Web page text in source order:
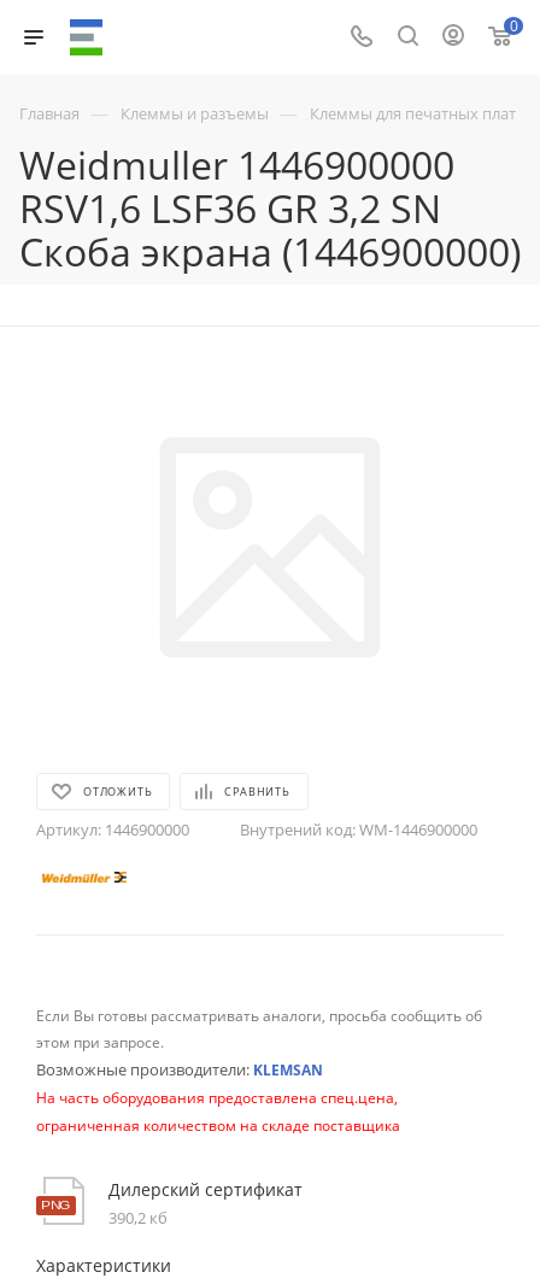
0
Главная — Клеммы и разъемы — Клеммы для печатных плат
Weidmuller 1446900000
RSV1,6 LSF36 GR 3,2 SN
Скоба экрана (1446900000)
ОТЛОЖИТЬ СРАВНИТЬ
Артикул: 1446900000 Внутрений код:WM-1446900000
Если Вы готовы рассматривать аналоги, просьба сообщить об
этом при запросе.
Возможные производители: KLEMSAN
На часть оборудования предоставлена спец.цена,
ограниченная количеством на складе поставщика
Дилерский сертификат
390,2 кб
Характеристики